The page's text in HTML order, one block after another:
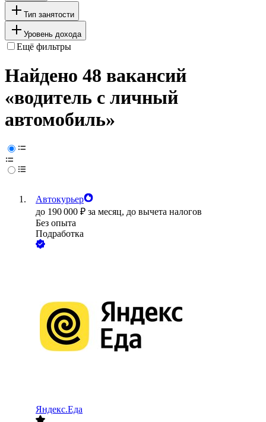
Тип занятости
Уровень дохода
Ещё фильтры
Найдено 48 вакансий
«водитель с личный
автомобиль»
Автокурьер
до 190 000 ₽ за месяц, до вычета налогов
Без опыта
Подработка
Яндекс.Еда